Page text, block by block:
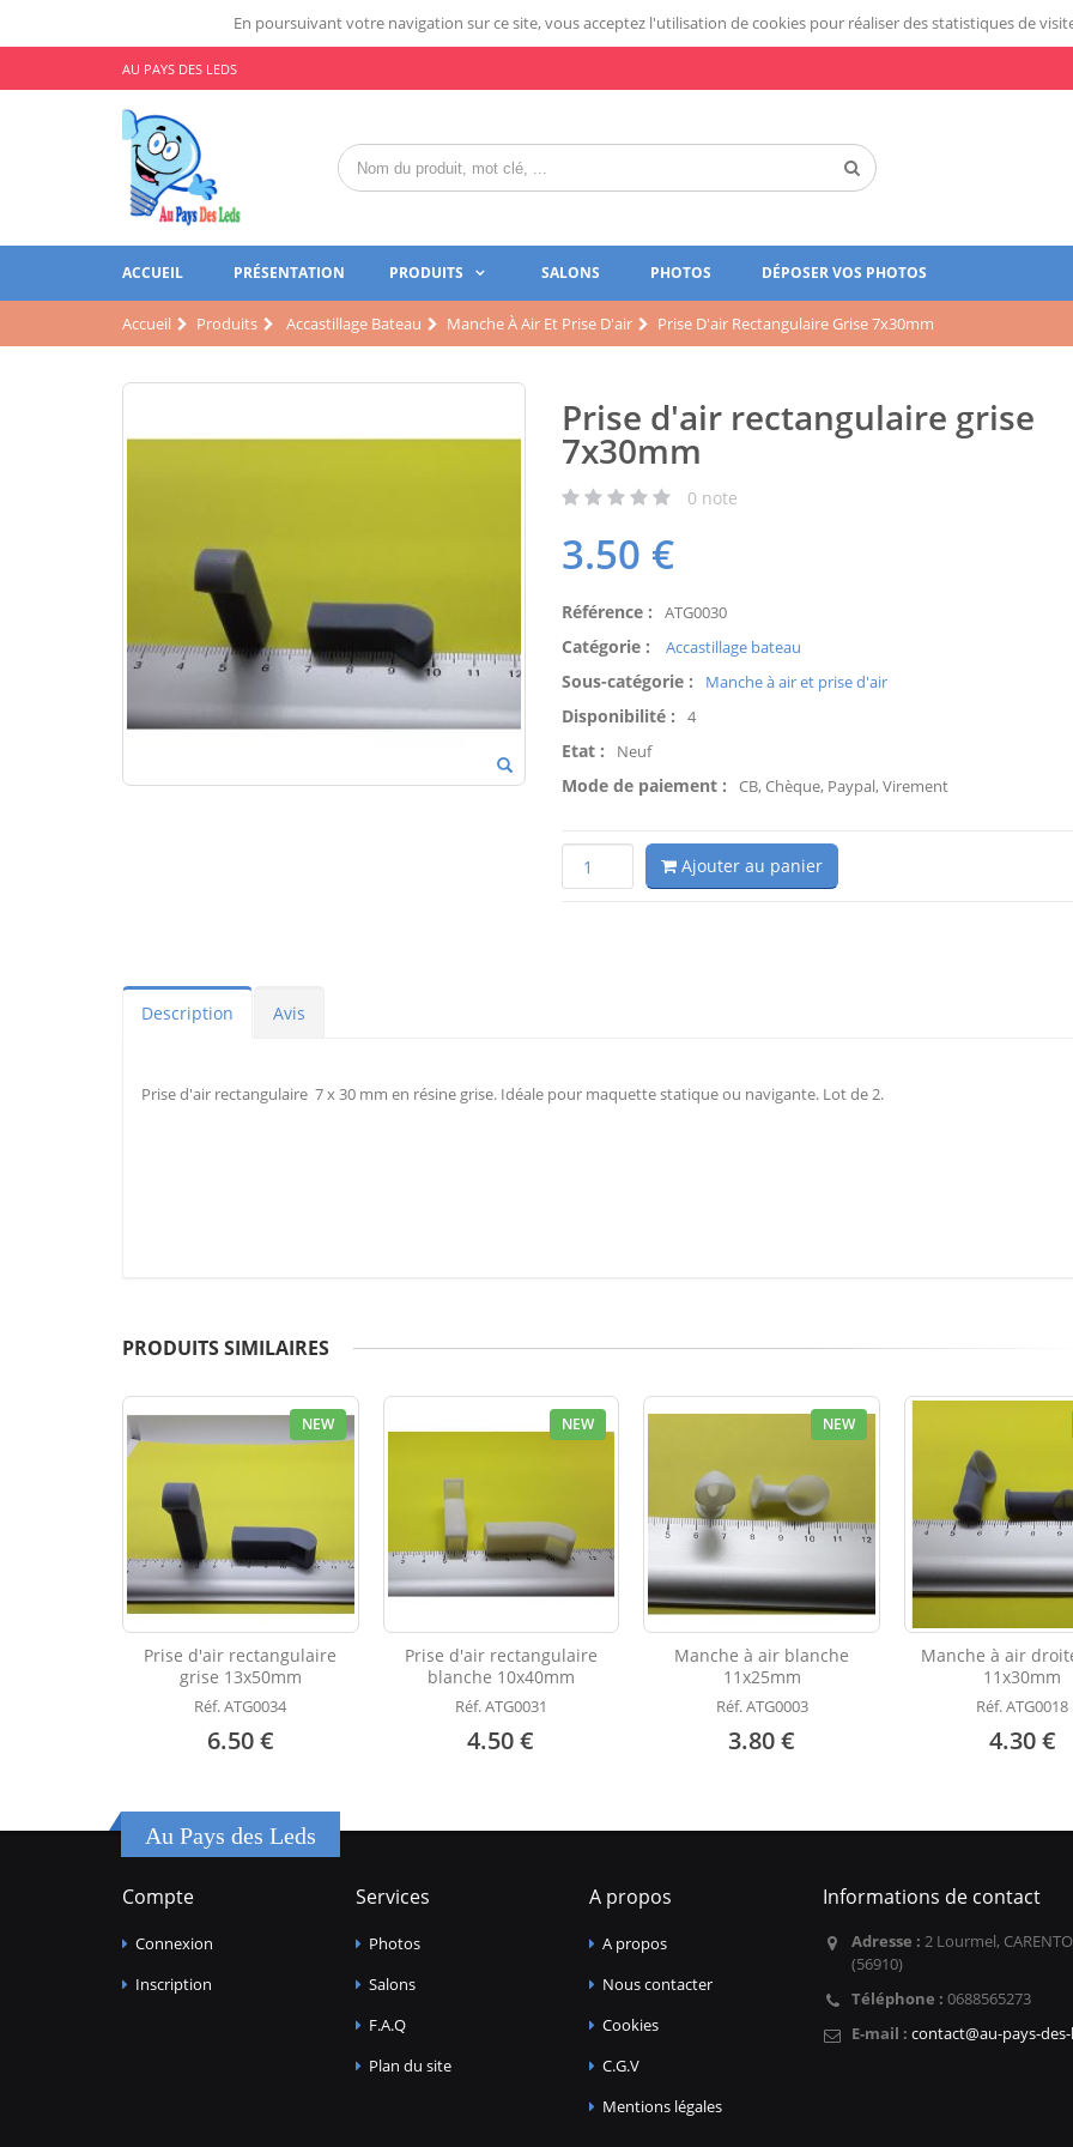
En poursuivant votre navigation sur ce site, vous acceptez l'utilisation de cookies pour réaliser des statistiques de
AU PAYS DES LEDS
ACCUEIL PRÉSENTATION PRODUITS SALONS PHOTOS DÉPOSER VOS PHOTOS
Accueil Produits Accastillage Bateau Manche À Air Et Prise D'air Prise D'air Rectangulaire Grise 7x30mm
Prise d'air rectangulaire grise
7x30mm
0 note
3.50 €
Référence : ATG0030
Catégorie : Accastillage bateau
Sous-catégorie : Manche à air et prise d'air
Disponibilité : 4
Etat : Neuf
Mode de paiement : CB, Chèque, Paypal, Virement
Ajouter au panier
Description Avis
Prise d'air rectangulaire 7 x 30 mm en résine grise. Idéale pour maquette statique ou navigante. Lot de 2.
PRODUITS SIMILAIRES
NEW
Prise d'air rectangulaire
grise 13x50mm
Réf. ATG0034
6.50 €
NEW
Prise d'air rectangulaire
blanche 10x40mm
Réf. ATG0031
4.50 €
NEW
Manche à air blanche
11x25mm
Réf. ATG0003
3.80 €
Manche à air
11x30mm
Réf. ATG0018
4.30 €
Au Pays des Leds
Compte
Connexion
Inscription
Services
Photos
Salons
F.A.Q
Plan du site
A propos
A propos
Nous contacter
Cookies
C.G.V
Mentions légales
Informations de contact
Adresse : 2 Lourmel,
(56910)
Téléphone : 0688565273
E-mail : contact@au-pays-